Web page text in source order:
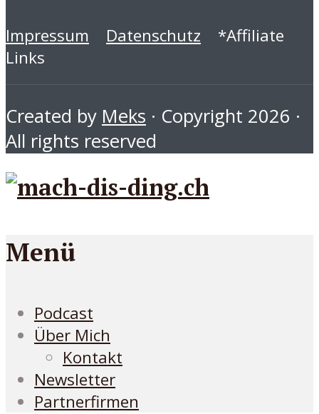
Impressum Datenschutz *Affiliate
Links
Created by Meks · Copyright 2026 ·
All rights reserved
Menü
Podcast
Über Mich
Kontakt
Newsletter
Partnerfirmen